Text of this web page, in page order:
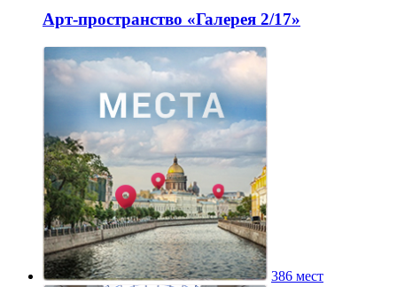
Арт-пространство «Галерея 2/17»
386 мест